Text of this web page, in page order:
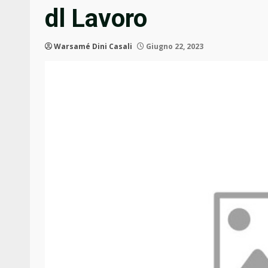
dl Lavoro
Warsamé Dini Casali Giugno 22, 2023